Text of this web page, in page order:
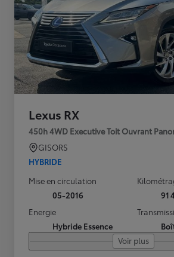
Lexus RX
450h 4WD Executive Toit Ouvrant
GISORS
HYBRIDE
Mise en circulation
05-2016
91
Energie
Hybride Essence
Voir plus